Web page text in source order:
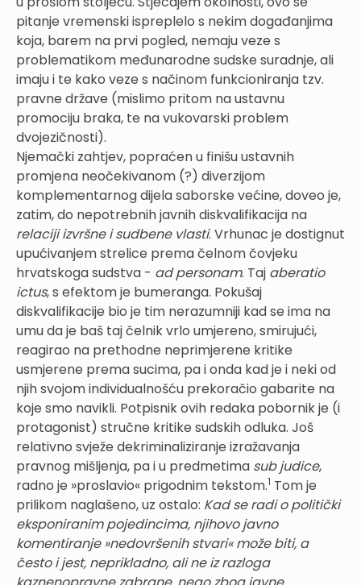
pitanje vremenski ispreplelo s nekim događanjima
koja, barem na prvi pogled, nemaju veze s
problematikom međunarodne sudske suradnje, ali
imaju i te kako veze s načinom funkcioniranja tzv.
pravne države (mislimo pritom na ustavnu
promociju braka, te na vukovarski problem
dvojezičnosti).
Njemački zahtjev, popraćen u finišu ustavnih
promjena neočekivanom (?) diverzijom
komplementarnog dijela saborske većine, doveo je,
zatim, do nepotrebnih javnih diskvalifikacija na
relaciji izvršne i sudbene vlasti. Vrhunac je dostignut
upućivanjem strelice prema čelnom čovjeku
hrvatskoga sudstva - ad personam. Taj aberatio
ictus, s efektom je bumeranga. Pokušaj
diskvalifikacije bio je tim nerazumniji kad se ima na
umu da je baš taj čelnik vrlo umjereno, smirujući,
reagirao na prethodne neprimjerene kritike
usmjerene prema sucima, pa i onda kad je i neki od
njih svojom individualnošću prekoračio gabarite na
koje smo navikli. Potpisnik ovih redaka pobornik je (i
protagonist) stručne kritike sudskih odluka. Još
relativno svježe dekriminaliziranje izražavanja
pravnog mišljenja, pa i u predmetima sub judice,
radno je »proslavio« prigodnim tekstom.1 Tom je
prilikom naglašeno, uz ostalo: Kad se radi o politički
eksponiranim pojedincima, njihovo javno
komentiranje »nedovršenih stvari« može biti, a
često i jest, neprikladno, ali ne iz razloga